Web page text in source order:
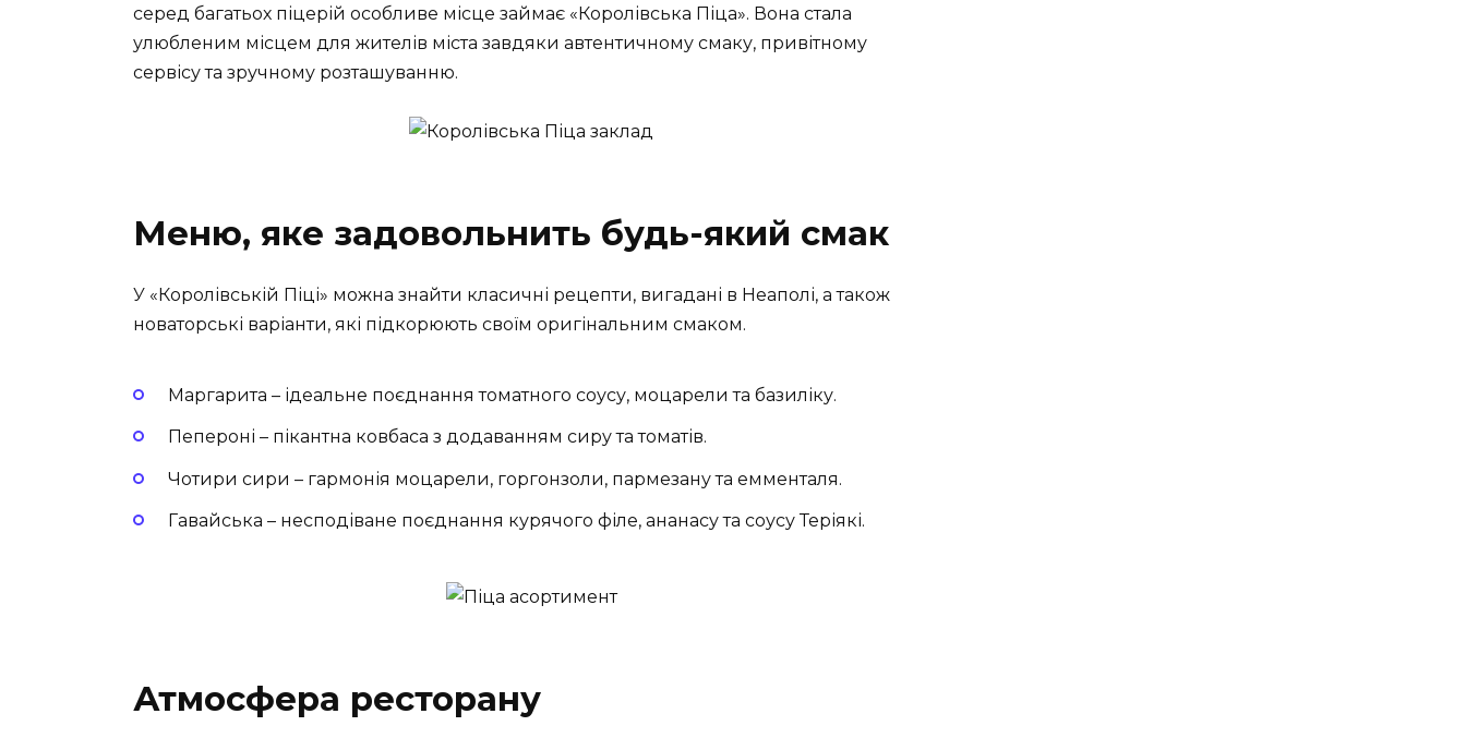
серед багатьох піцерій особливе місце займає «Королівська Піца». Вона стала
улюбленим місцем для жителів міста завдяки автентичному смаку, привітному
сервісу та зручному розташуванню.
Меню, яке задовольнить будь-який смак
У «Королівській Піці» можна знайти класичні рецепти, вигадані в Неаполі, а також
новаторські варіанти, які підкорюють своїм оригінальним смаком.
Маргарита – ідеальне поєднання томатного соусу, моцарели та базиліку.
Пепероні – пікантна ковбаса з додаванням сиру та томатів.
Чотири сири – гармонія моцарели, горгонзоли, пармезану та емменталя.
Гавайська – несподіване поєднання курячого філе, ананасу та соусу Теріякі.
Атмосфера ресторану